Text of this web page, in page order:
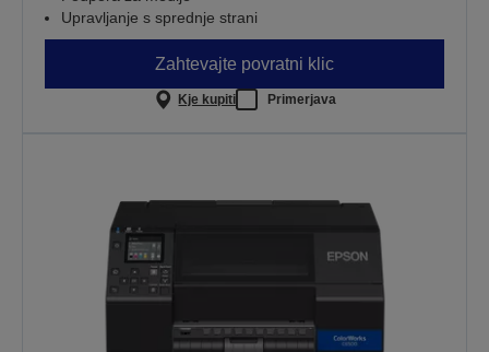
Upravljanje s sprednje strani
Zahtevajte povratni klic
Kje kupiti Primerjava